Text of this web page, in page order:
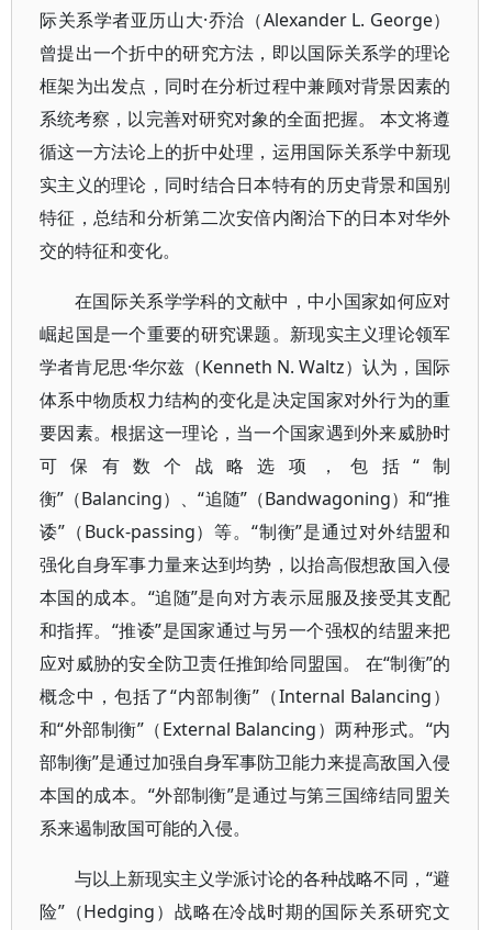
际关系学者亚历山大·乔治（Alexander L. George）
曾提出一个折中的研究方法，即以国际关系学的理论
框架为出发点，同时在分析过程中兼顾对背景因素的
系统考察，以完善对研究对象的全面把握。 本文将遵
循这一方法论上的折中处理，运用国际关系学中新现
实主义的理论，同时结合日本特有的历史背景和国别
特征，总结和分析第二次安倍内阁治下的日本对华外
交的特征和变化。
在国际关系学学科的文献中，中小国家如何应对
崛起国是一个重要的研究课题。新现实主义理论领军
学者肯尼思·华尔兹（Kenneth N. Waltz）认为，国际
体系中物质权力结构的变化是决定国家对外行为的重
要因素。根据这一理论，当一个国家遇到外来威胁时
可保有数个战略选项，包括“制
衡”（Balancing）、“追随”（Bandwagoning）和“推
诿”（Buck-passing）等。“制衡”是通过对外结盟和
强化自身军事力量来达到均势，以抬高假想敌国入侵
本国的成本。“追随”是向对方表示屈服及接受其支配
和指挥。“推诿”是国家通过与另一个强权的结盟来把
应对威胁的安全防卫责任推卸给同盟国。 在“制衡”的
概念中，包括了“内部制衡”（Internal Balancing）
和“外部制衡”（External Balancing）两种形式。“内
部制衡”是通过加强自身军事防卫能力来提高敌国入侵
本国的成本。“外部制衡”是通过与第三国缔结同盟关
系来遏制敌国可能的入侵。
与以上新现实主义学派讨论的各种战略不同，“避
险”（Hedging）战略在冷战时期的国际关系研究文